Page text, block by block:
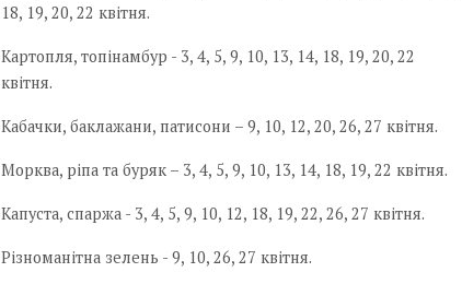
18, 19, 20, 22 квітня.
Картопля, топінамбур - 3, 4, 5, 9, 10, 13, 14, 18, 19, 20, 22
квітня.
Кабачки, баклажани, патисони – 9, 10, 12, 20, 26, 27 квітня.
Морква, ріпа та буряк – 3, 4, 5, 9, 10, 13, 14, 18, 19, 22 квітня.
Капуста, спаржа - 3, 4, 5, 9, 10, 12, 18, 19, 22, 26, 27 квітня.
Різноманітна зелень - 9, 10, 26, 27 квітня.